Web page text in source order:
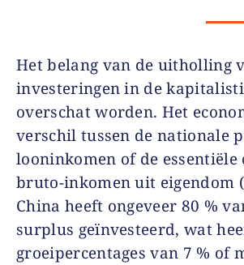
Het belang van de uitholling
investeringen in de
overschat worden. Het
verschil tussen de nationale
looninkomen of de essentiële
bruto-inkomen uit eigendom (
China heeft ongeveer 80 %
surplus geïnvesteerd, wat
groeipercentages van 7 % of